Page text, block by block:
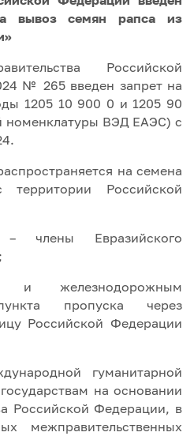
вывоз семян рапса из
Российской
№ 265 введен запрет на
1205 10 900 0 и 1205 90
номенклатуры ВЭД ЕАЭС) с
на семена
Российской
члены Евразийского
и железнодорожным
пропуска через
Российской Федерации
гуманитарной
на основании
Российской Федерации, в
межправительственных